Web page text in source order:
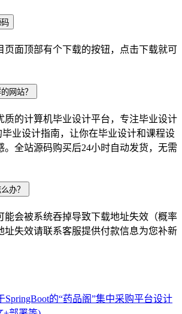
页面顶部有个下载的按钮，点击下载就可
网站？
质的计算机毕业设计平台，专注毕业设计
业设计指南，让你在毕业设计和课程设
。全站源码购买后24小时自动发货，无需
办？
能会被系统吞掉导致下载地址失效（概率
址失效请联系客服提供付款信息为您补新